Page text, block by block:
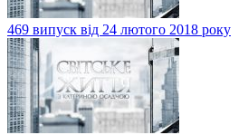
469 випуск від 24 лютого 2018 року